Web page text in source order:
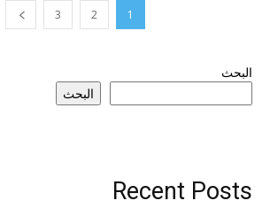
1
2
3
البحث
البحث
Recent Posts